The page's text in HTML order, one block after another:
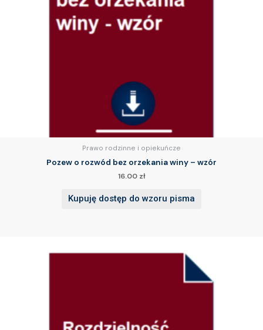
Prawo rodzinne i opiekuńcze
Pozew o rozwód bez orzekania winy – wzór
16.00 zł
Kupuję dostęp do wzoru pisma